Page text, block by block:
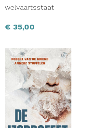
welvaartsstaat
€ 35,00